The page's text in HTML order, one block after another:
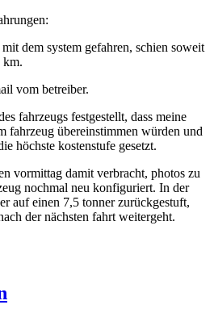
dem system gefahren, schien soweit
km.
vom betreiber.
fahrzeugs festgestellt, dass meine
fahrzeug übereinstimmen würden und
höchste kostenstufe gesetzt.
vormittag damit verbracht, photos zu
nochmal neu konfiguriert. In der
auf einen 7,5 tonner zurückgestuft,
der nächsten fahrt weitergeht.